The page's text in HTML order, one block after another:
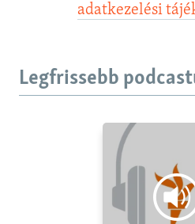
adatkezelési
Legfrissebb